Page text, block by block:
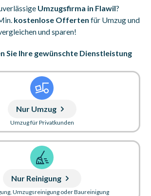
Umzugsfirma in Flawil?
kostenlose Offerten für Umzug und
und sparen!
Sie Ihre gewünschte Dienstleistung
Nur Umzug
Umzug für Privatkunden
Nur Reinigung
Umzugsreinigung oder Baureinigung